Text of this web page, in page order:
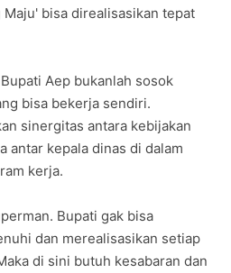
Maju' bisa direalisasikan tepat
Aep bukanlah sosok
bisa bekerja sendiri.
sinergitas antara kebijakan
antar kepala dinas di dalam
kerja.
Bupati gak bisa
dan merealisasikan setiap
di sini butuh kesabaran dan